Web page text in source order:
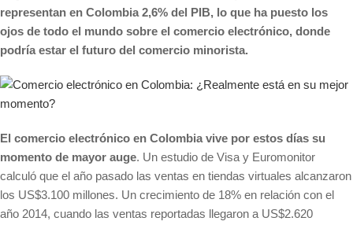
representan en Colombia 2,6% del PIB, lo que ha puesto los
ojos de todo el mundo sobre el comercio electrónico, donde
podría estar el futuro del comercio minorista.
El comercio electrónico en Colombia vive por estos días su
momento de mayor auge. Un estudio de Visa y Euromonitor
calculó que el año pasado las ventas en tiendas virtuales alcanzaron
los US$3.100 millones. Un crecimiento de 18% en relación con el
año 2014, cuando las ventas reportadas llegaron a US$2.620